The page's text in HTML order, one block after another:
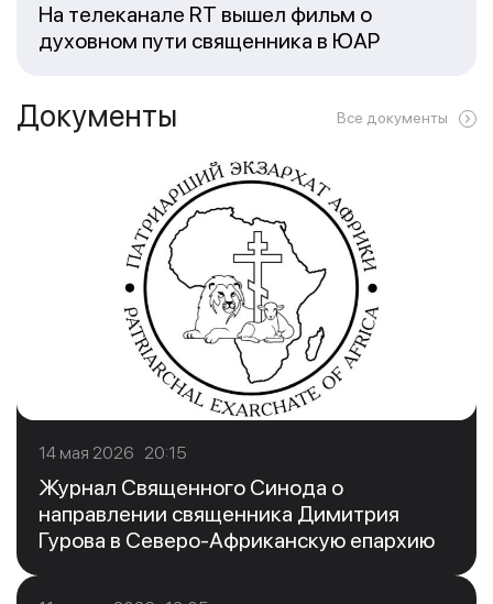
На телеканале RT вышел фильм о
духовном пути священника в ЮАР
Документы Все документы
14 мая 2026 20:15
Журнал Священного Синода о
направлении священника Димитрия
Гурова в Северо-Африканскую епархию